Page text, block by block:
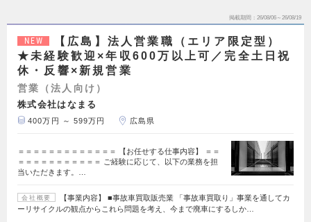
掲載期間 26/08/06～26/08/19
NEW
【広島】法人営業職（エリア限定型）
★未経験歓迎×年収600万以上可／完全土日祝
休・反響×新規営業
営業（法人向け）
株式会社はなまる
400万円 ～ 599万円 広島県
＝＝＝＝＝＝＝＝＝＝＝＝＝ 【お任せする仕事内容】 ＝＝
＝＝＝＝＝＝＝＝＝＝＝ ご経験に応じて、以下の業務を担
当いただきます。…
会社概要
【事業内容】 ■事故車買取販売業 「事故車買取り」事業を通してカ
ーリサイクルの観点からこれら問題を考え、今まで廃車にするしか…